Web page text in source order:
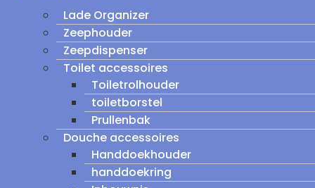
Lade Organizer
Zeephouder
Zeepdispenser
Toilet accessoires
Toiletrolhouder
toiletborstel
Prullenbak
Douche accessoires
Handdoekhouder
handdoekring